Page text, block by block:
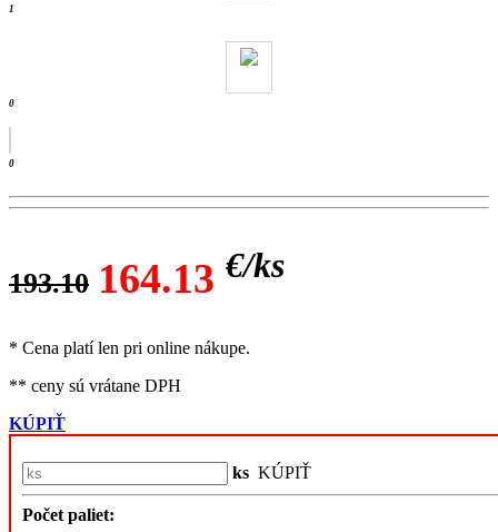
1
0
0
193.10 164.13 €/ks
* Cena platí len pri online nákupe.
** ceny sú vrátane DPH
KÚPIŤ
ks KÚPIŤ
Počet paliet: